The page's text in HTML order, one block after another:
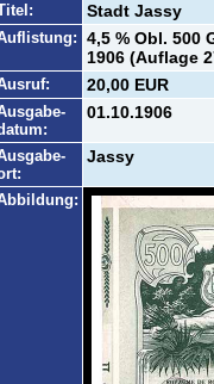
Stadt Jassy
4,5 % Obl. 500
1906 (Auflage
20,00 EUR
01.10.1906
Jassy